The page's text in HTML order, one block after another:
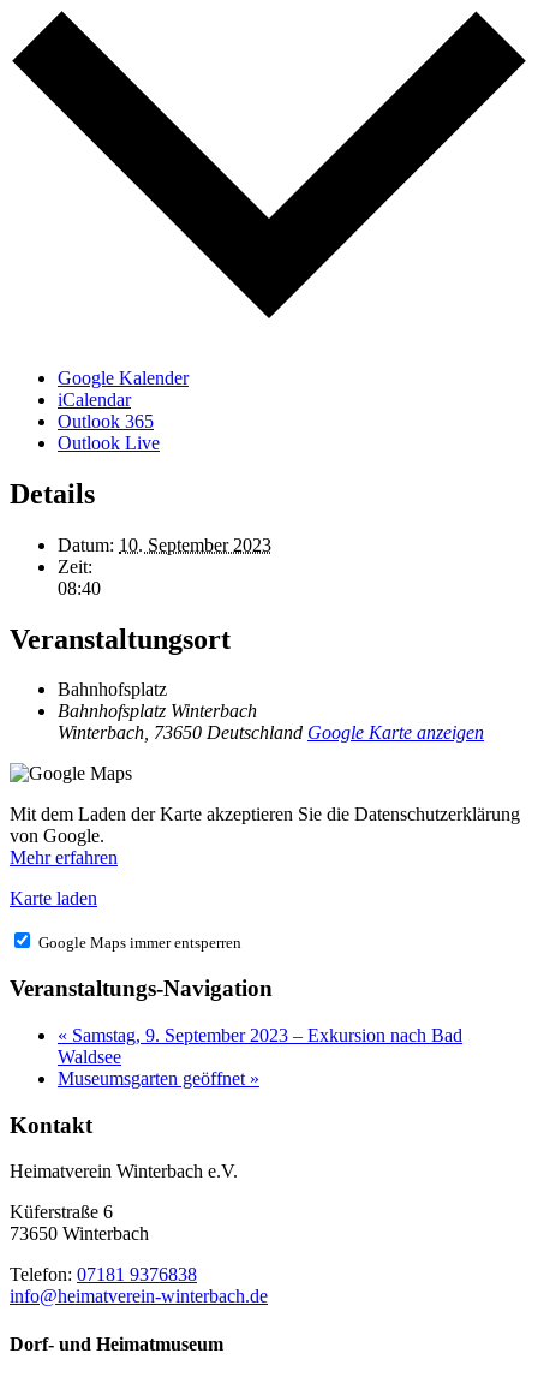
Google Kalender
iCalendar
Outlook 365
Outlook Live
Details
Datum: 10. September 2023
Zeit:
08:40
Veranstaltungsort
Bahnhofsplatz
Bahnhofsplatz Winterbach
Winterbach, 73650 Deutschland Google Karte anzeigen
Mit dem Laden der Karte akzeptieren Sie die Datenschutzerklärung
von Google.
Mehr erfahren
Karte laden
Google Maps immer entsperren
Veranstaltungs-Navigation
« Samstag, 9. September 2023 – Exkursion nach Bad
Waldsee
Museumsgarten geöffnet »
Kontakt
Heimatverein Winterbach e.V.
Küferstraße 6
73650 Winterbach
Telefon: 07181 9376838
info@heimatverein-winterbach.de
Dorf- und Heimatmuseum